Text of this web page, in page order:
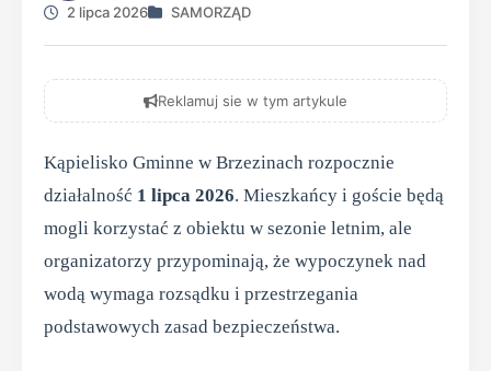
2 lipca 2026 SAMORZĄD
Reklamuj sie w tym artykule
Kąpielisko Gminne w Brzezinach rozpocznie
działalność 1 lipca 2026. Mieszkańcy i goście będą
mogli korzystać z obiektu w sezonie letnim, ale
organizatorzy przypominają, że wypoczynek nad
wodą wymaga rozsądku i przestrzegania
podstawowych zasad bezpieczeństwa.